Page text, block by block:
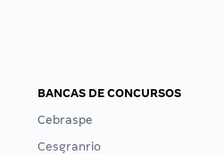
BANCAS DE CONCURSOS
Cebraspe
Cesgranrio